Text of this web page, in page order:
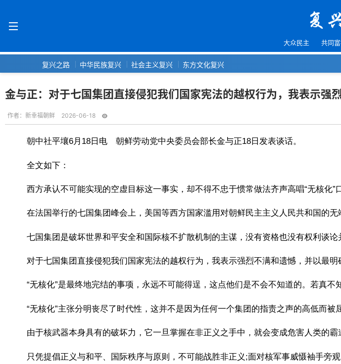
大众民主 共同
复兴之路 中华民族复兴 社会主义复兴 东方文化复兴
金与正：对于七国集团直接侵犯我们国家宪法的越权行为，我表示强
作者： 新幸福朝鲜 2026-06-18
朝中社平壤6月18日电 朝鲜劳动党中央委员会部长金与正18日发表谈话。
全文如下：
西方承认不可能实现的空虚目标这一事实，却不得不忠于惯常做法齐声高唱“无核化”
在法国举行的七国集团峰会上，美国等西方国家滥用对朝鲜民主主义人民共和国的无
七国集团是破坏世界和平安全和国际核不扩散机制的主谋，没有资格也没有权利谈论
对于七国集团直接侵犯我们国家宪法的越权行为，我表示强烈不满和遗憾，并以最明
“无核化”是最终地完结的事项，永远不可能得逞，这点他们是不会不知道的。若真不
“无核化”主张分明丧尽了时代性，这并不是因为任何一个集团的指责之声的高低而被
由于核武器本身具有的破坏力，它一旦掌握在非正义之手中，就会变成危害人类的
只凭提倡正义与和平、国际秩序与原则，不可能战胜非正义;面对核军事威慑袖手旁观